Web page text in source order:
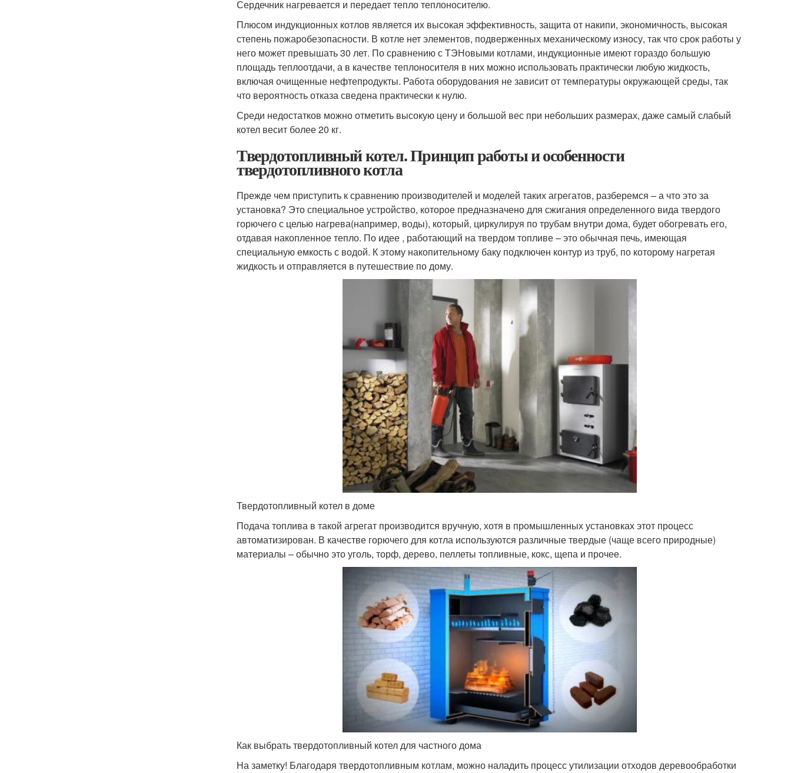
Сердечник нагревается и передает тепло теплоносителю.
Плюсом индукционных котлов является их высокая эффективность, защита от накипи, экономичность, высокая
степень пожаробезопасности. В котле нет элементов, подверженных механическому износу, так что срок работы у
него может превышать 30 лет. По сравнению с ТЭНовыми котлами, индукционные имеют гораздо большую
площадь теплоотдачи, а в качестве теплоносителя в них можно использовать практически любую жидкость,
включая очищенные нефтепродукты. Работа оборудования не зависит от температуры окружающей среды, так
что вероятность отказа сведена практически к нулю.
Среди недостатков можно отметить высокую цену и большой вес при небольших размерах, даже самый слабый
котел весит более 20 кг.
Твердотопливный котел. Принцип работы и особенности
твердотопливного котла
Прежде чем приступить к сравнению производителей и моделей таких агрегатов, разберемся – а что это за
установка? Это специальное устройство, которое предназначено для сжигания определенного вида твердого
горючего с целью нагрева(например, воды), который, циркулируя по трубам внутри дома, будет обогревать его,
отдавая накопленное тепло. По идее , работающий на твердом топливе – это обычная печь, имеющая
специальную емкость с водой. К этому накопительному баку подключен контур из труб, по которому нагретая
жидкость и отправляется в путешествие по дому.
Твердотопливный котел в доме
Подача топлива в такой агрегат производится вручную, хотя в промышленных установках этот процесс
автоматизирован. В качестве горючего для котла используются различные твердые (чаще всего природные)
материалы – обычно это уголь, торф, дерево, пеллеты топливные, кокс, щепа и прочее.
Как выбрать твердотопливный котел для частного дома
На заметку! Благодаря твердотопливным котлам, можно наладить процесс утилизации отходов деревообработки